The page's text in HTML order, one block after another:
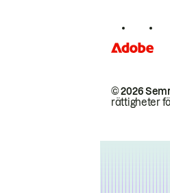
© 2026
rättigheter